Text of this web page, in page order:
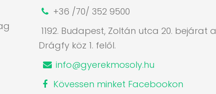
+36 /70/ 352 9500
1192. Budapest, Zoltán utca 20. bejárat a
Drágfy köz 1. felől.
info@gyerekmosoly.hu
Kövessen minket Facebookon